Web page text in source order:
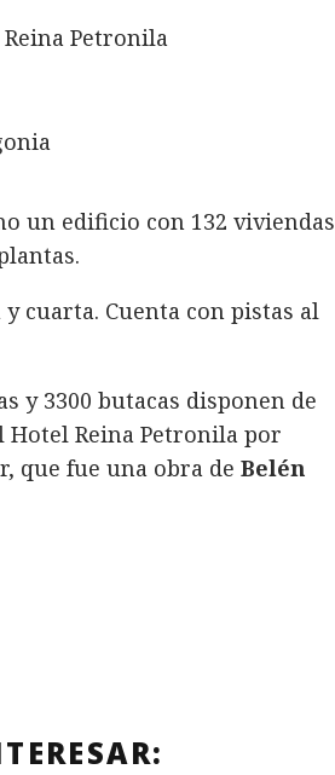
un edificio con 132 viviendas
cuarta. Cuenta con pistas al
y 3300 butacas disponen de
Hotel Reina Petronila por
que fue una obra de Belén